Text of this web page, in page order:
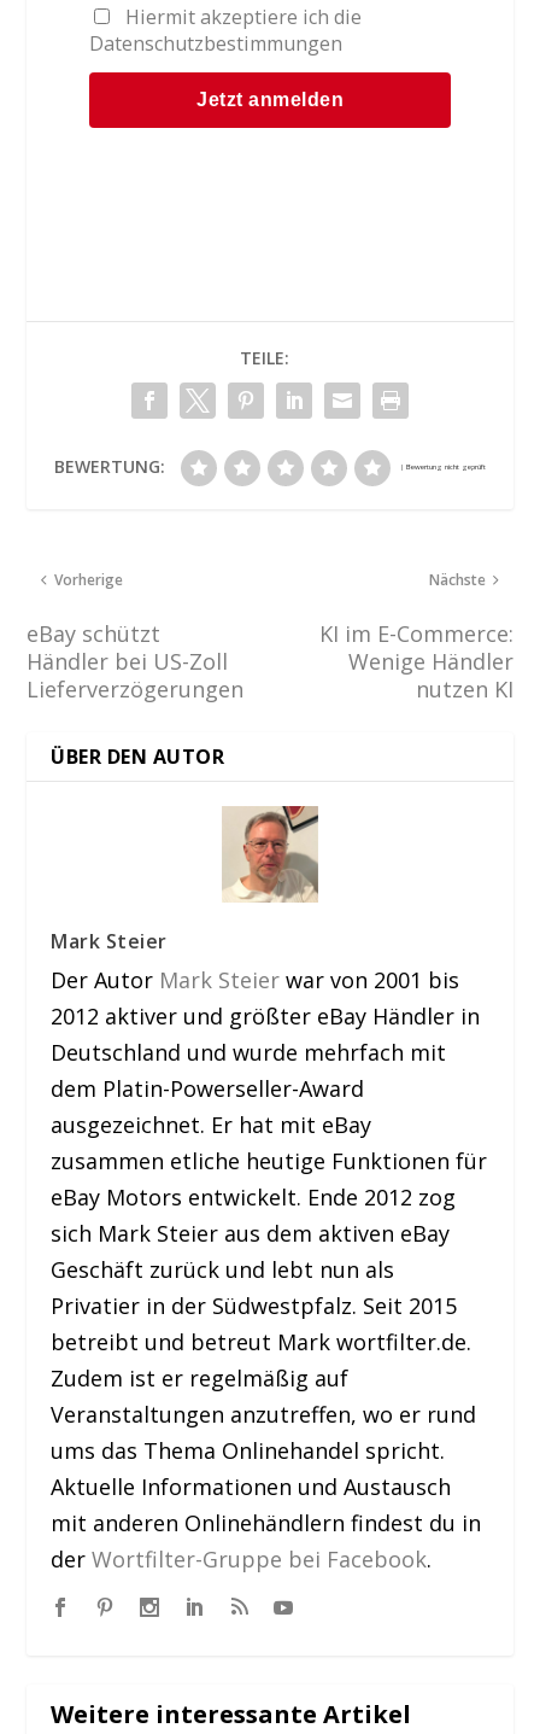
Hiermit akzeptiere ich die
Datenschutzbestimmungen
TEILE:
BEWERTUNG:
Vorherige
eBay schützt
Händler bei US-Zoll
Lieferverzögerungen
Nächste
KI im E-Commerce:
Wenige Händler
nutzen KI
ÜBER DEN AUTOR
Mark Steier
Der Autor Mark Steier war von 2001 bis
2012 aktiver und größter eBay Händler in
Deutschland und wurde mehrfach mit
dem Platin-Powerseller-Award
ausgezeichnet. Er hat mit eBay
zusammen etliche heutige Funktionen für
eBay Motors entwickelt. Ende 2012 zog
sich Mark Steier aus dem aktiven eBay
Geschäft zurück und lebt nun als
Privatier in der Südwestpfalz. Seit 2015
betreibt und betreut Mark wortfilter.de.
Zudem ist er regelmäßig auf
Veranstaltungen anzutreffen, wo er rund
ums das Thema Onlinehandel spricht.
Aktuelle Informationen und Austausch
mit anderen Onlinehändlern findest du in
derWortfilter-Gruppe bei Facebook.
Weitere interessante Artikel